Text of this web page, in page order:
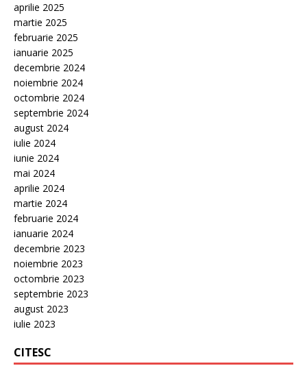
aprilie 2025
martie 2025
februarie 2025
ianuarie 2025
decembrie 2024
noiembrie 2024
octombrie 2024
septembrie 2024
august 2024
iulie 2024
iunie 2024
mai 2024
aprilie 2024
martie 2024
februarie 2024
ianuarie 2024
decembrie 2023
noiembrie 2023
octombrie 2023
septembrie 2023
august 2023
iulie 2023
CITESC